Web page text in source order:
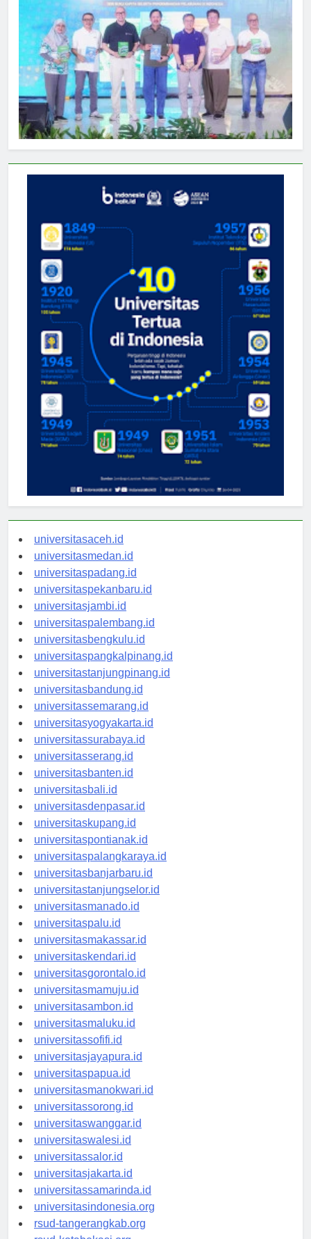
universitasaceh.id
universitasmedan.id
universitaspadang.id
universitaspekanbaru.id
universitasjambi.id
universitaspalembang.id
universitasbengkulu.id
universitaspangkalpinang.id
universitastanjungpinang.id
universitasbandung.id
universitassemarang.id
universitasyogyakarta.id
universitassurabaya.id
universitasserang.id
universitasbanten.id
universitasbali.id
universitasdenpasar.id
universitaskupang.id
universitaspontianak.id
universitaspalangkaraya.id
universitasbanjarbaru.id
universitastanjungselor.id
universitasmanado.id
universitaspalu.id
universitasmakassar.id
universitaskendari.id
universitasgorontalo.id
universitasmamuju.id
universitasambon.id
universitasmaluku.id
universitassofifi.id
universitasjayapura.id
universitaspapua.id
universitasmanokwari.id
universitassorong.id
universitaswanggar.id
universitaswalesi.id
universitassalor.id
universitasjakarta.id
universitassamarinda.id
universitasindonesia.org
rsud-tangerangkab.org